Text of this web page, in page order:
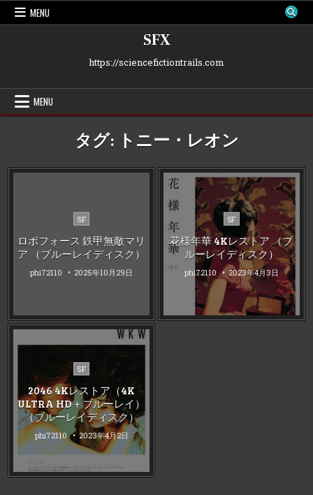
Skip
MENU
SFX
https://sciencefictiontrails.com
MENU
タグ: トニー・レオン
Posted
SF
ロボフォース 鉄甲無敵マリ
ア （ブルーレイディスク）
phi72110 2025年10月29日
Posted
in
SF
花様年華 4Kレストア （ブ
ルーレイディスク）
phi72110 2023年4月3日
Posted
SF
2046 4Kレストア（4K
ULTRA HD＋ブルーレイ）
（ブルーレイディスク）
phi72110 2023年4月2日